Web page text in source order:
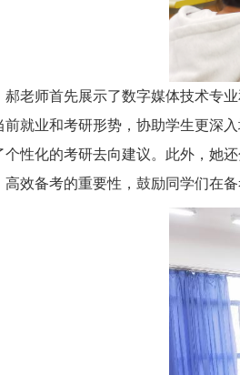
郝老师首先展示了数字媒体技术专
前就业和考研形势，协助学生更深
个性化的考研去向建议。此外，她
高效备考的重要性，鼓励同学们在